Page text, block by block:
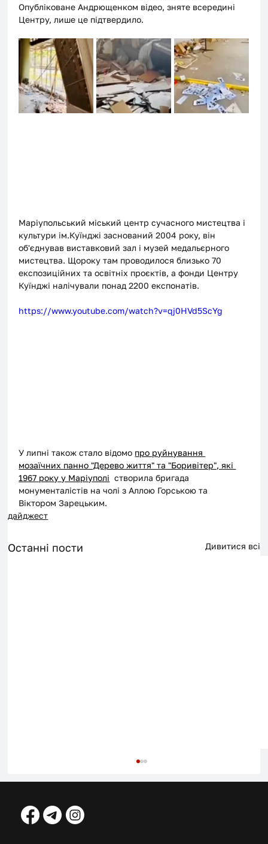
Опубліковане Андрющенком відео, зняте всередині
Центру, лише це підтвердило.
Маріупольський міський центр сучасного мистецтва і
культури ім.Куїнджі заснований 2004 року, він
об'єднував виставковий зал і музей медальєрного
мистецтва. Щороку там проводилося близько 70
експозиційних та освітніх проєктів, а фонди Центру
Куїнджі налічували понад 2200 експонатів.
https://www.youtube.com/watch?v=qj0HVd5ScYg
У липні також стало відомо про руйнування
мозаїчних панно "Дерево життя" та "Боривітер", які
1967 року у Маріуполі створила бригада
монументалістів на чолі з Аллою Горською та
Віктором Зарецьким.
дайджест
Останні пости Дивитися всі